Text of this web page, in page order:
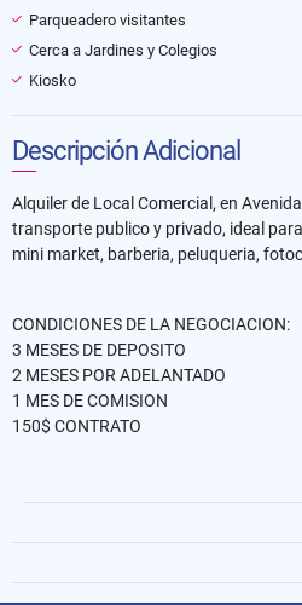
Parqueadero visitantes
Cerca a Jardines y Colegios
Kiosko
Descripción Adicional
Alquiler de Local Comercial, en
transporte publico y privado, ideal
mini market, barberia, peluqueria,
CONDICIONES DE LA NEGOCIACION:
3 MESES DE DEPOSITO
2 MESES POR ADELANTADO
1 MES DE COMISION
150$ CONTRATO